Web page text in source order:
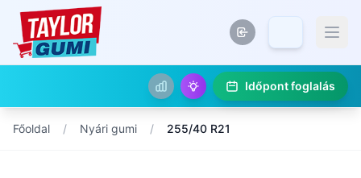
Időpont foglalás
Főoldal / Nyári gumi / 255/40 R21